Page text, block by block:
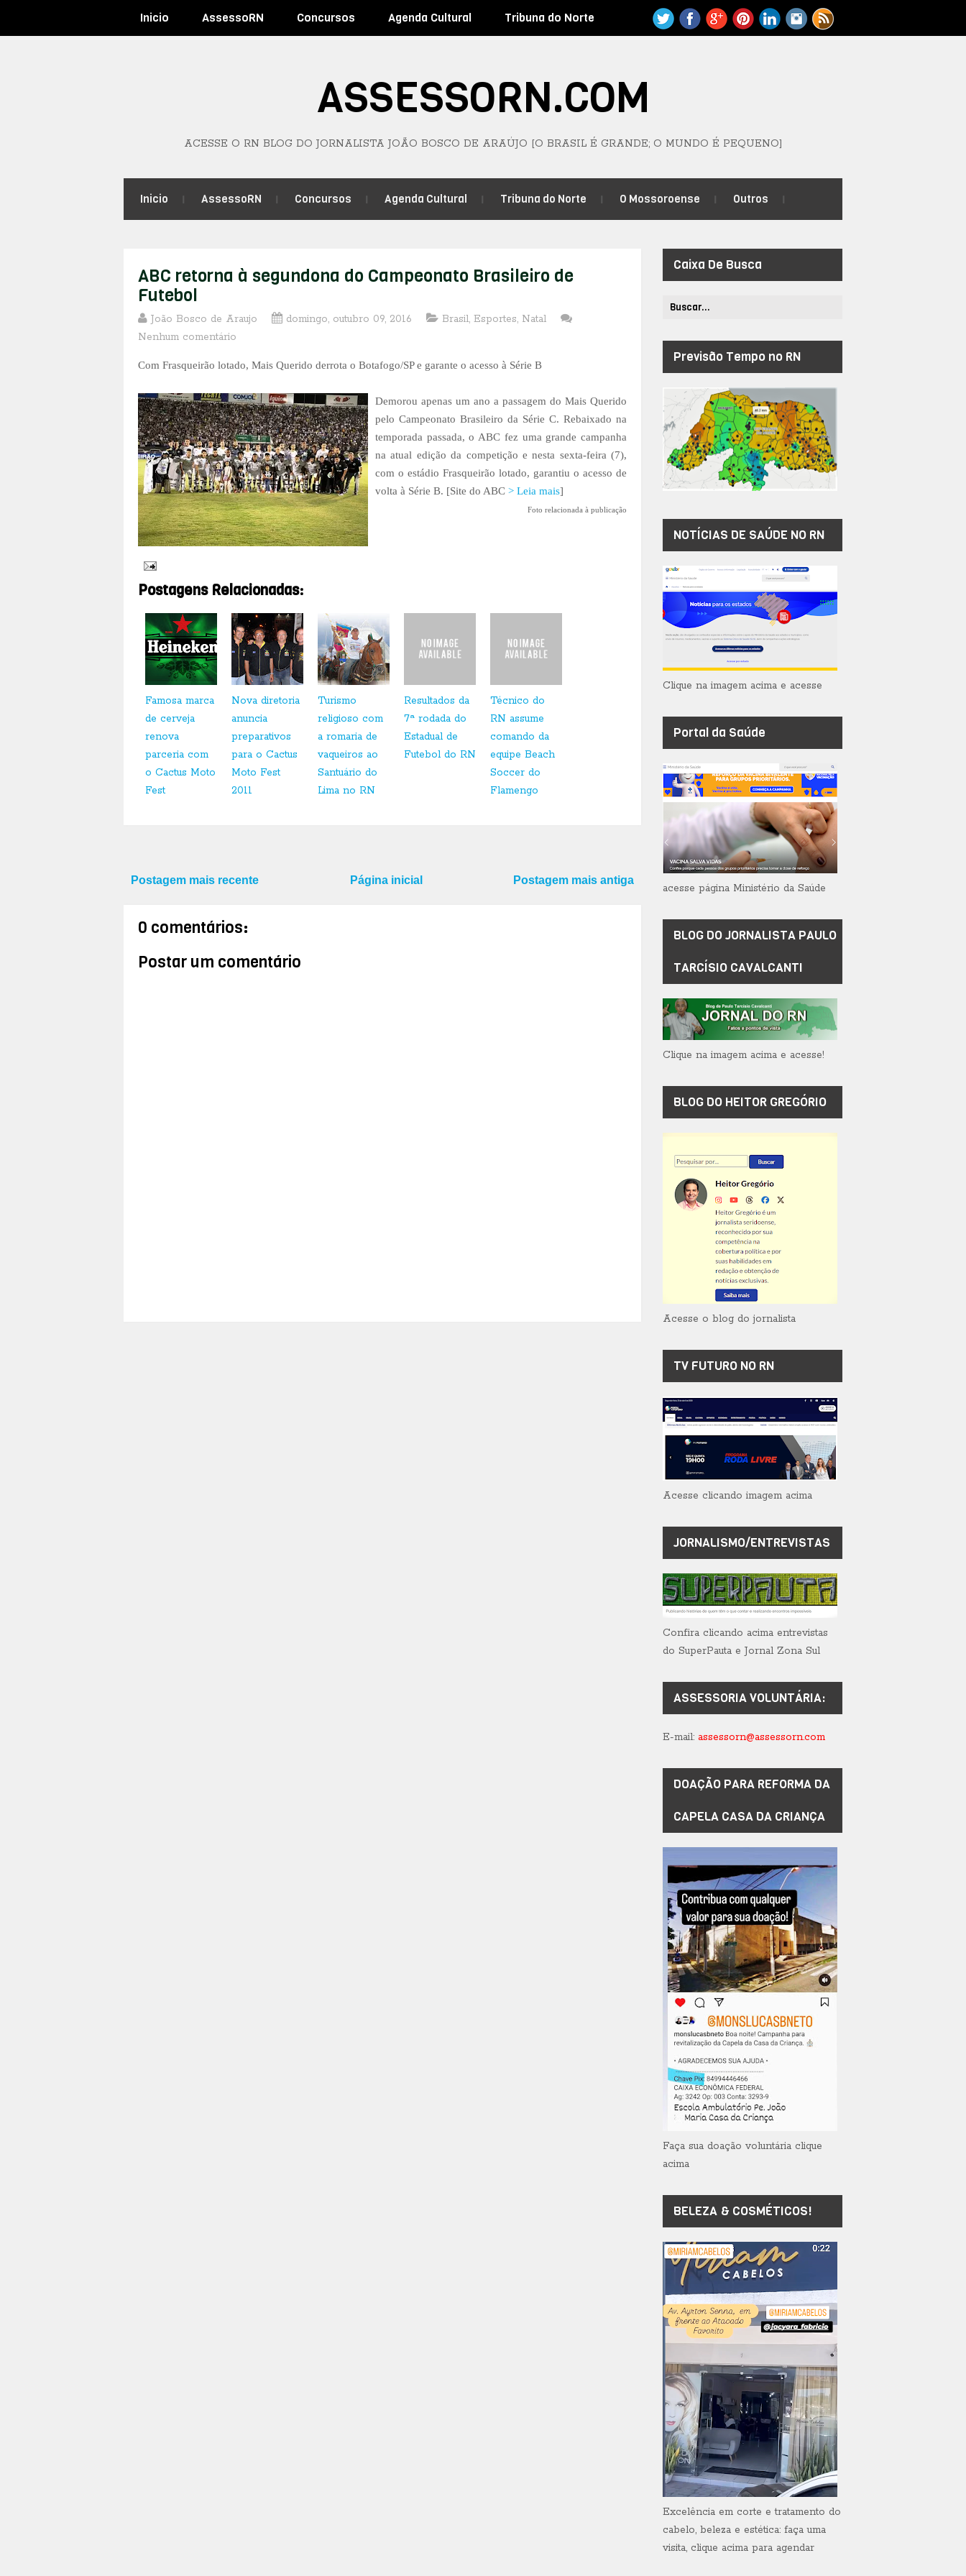
Inicio AssessoRN Concursos Agenda Cultural Tribuna do Norte
ASSESSORN.COM
ACESSE O RN BLOG DO JORNALISTA JOÃO BOSCO DE ARAÚJO [O BRASIL É GRANDE; O MUNDO É PEQUENO]
Inicio AssessoRN Concursos Agenda Cultural Tribuna do Norte O Mossoroense Outros
ABC retorna à segundona do Campeonato Brasileiro de
Futebol
João Bosco de Araujo domingo, outubro 09, 2016 Brasil, Esportes, Natal
Nenhum comentário
Com Frasqueirão lotado, Mais Querido derrota o Botafogo/SP e garante o acesso à Série B
Demorou apenas um ano a passagem do Mais Querido
pelo Campeonato Brasileiro da Série C. Rebaixado na
temporada passada, o ABC fez uma grande campanha
na atual edição da competição e nesta sexta-feira (7),
com o estádio Frasqueirão lotado, garantiu o acesso de
volta à Série B. [Site do ABC > Leia mais]
Foto relacionada à publicação
Postagens Relacionadas:
Famosa marca
de cerveja
renova
parceria com
o Cactus Moto
Fest
Nova diretoria
anuncia
preparativos
para o Cactus
Moto Fest
2011
Turismo
religioso com
a romaria de
vaqueiros ao
Santuário do
Lima no RN
Resultados da
7ª rodada do
Estadual de
Futebol do RN
Técnico do
RN assume
comando da
equipe Beach
Soccer do
Flamengo
Postagem mais recente Postagem mais antiga
Página inicial
0 comentários:
Postar um comentário
Caixa De Busca
Previsão Tempo no RN
NOTÍCIAS DE SAÚDE NO RN
Clique na imagem acima e acesse
Portal da Saúde
acesse página Ministério da Saúde
BLOG DO JORNALISTA PAULO
TARCÍSIO CAVALCANTI
Clique na imagem acima e acesse!
BLOG DO HEITOR GREGÓRIO
Acesse o blog do jornalista
TV FUTURO NO RN
Acesse clicando imagem acima
JORNALISMO/ENTREVISTAS
Confira clicando acima entrevistas
do SuperPauta e Jornal Zona Sul
ASSESSORIA VOLUNTÁRIA:
E-mail: assessorn@assessorn.com
DOAÇÃO PARA REFORMA DA
CAPELA CASA DA CRIANÇA
Faça sua doação voluntária clique
acima
BELEZA & COSMÉTICOS!
Excelência em corte e tratamento do
cabelo, beleza e estética: faça uma
visita, clique acima para agendar